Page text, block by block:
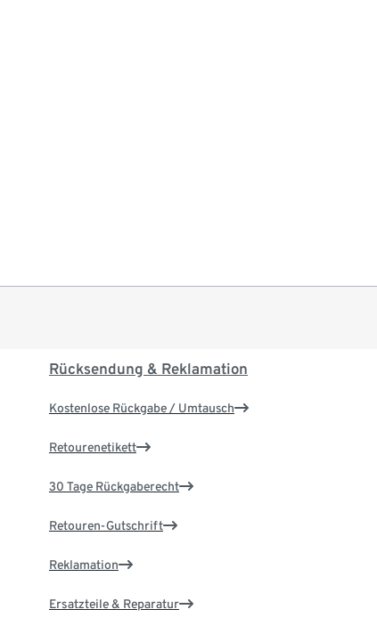
Rücksendung & Reklamation
Kostenlose Rückgabe / Umtausch
Retourenetikett
30 Tage Rückgaberecht
Retouren-Gutschrift
Reklamation
Ersatzteile & Reparatur